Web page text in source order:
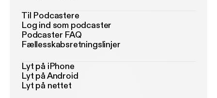
Til Podcastere
Log ind som podcaster
Podcaster FAQ
Fællesskabsretningslinjer
Lyt på iPhone
Lyt på Android
Lyt på nettet